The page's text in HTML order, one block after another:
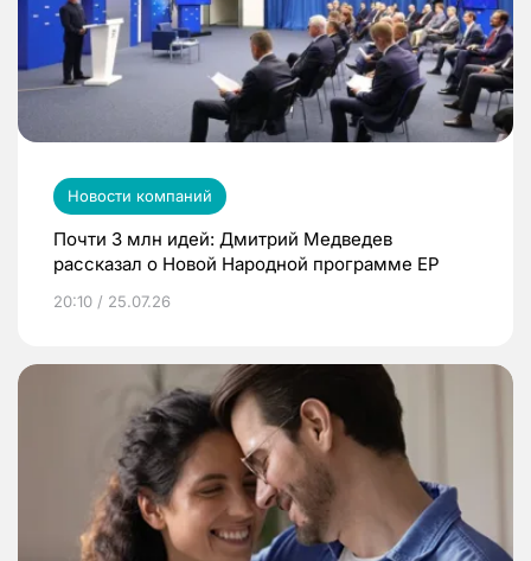
Новости компаний
Почти 3 млн идей: Дмитрий Медведев
рассказал о Новой Народной программе ЕР
20:10 / 25.07.26